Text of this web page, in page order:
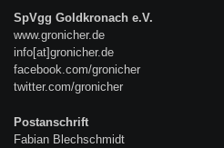
SpVgg Goldkronach e.V.
www.gronicher.de
info[at]gronicher.de
facebook.com/gronicher
twitter.com/gronicher
Postanschrift
Fabian Blechschmidt